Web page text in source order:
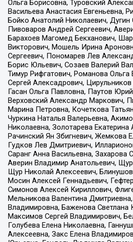
Ольга Борисовна, Туровский
Васильева Анастасия Евгеньевна,
Бойко Анатолий Николаевич, Дугин
Пивоваров Андрей Сергеевич,
Барахоев Магомед Бекханович,
Викторович, Мошель Ирина
Сергеевич, Пономарев Лев
Борис Юльевич, Созаев Валерий
Тимур Рифгатович, Романова Ольга
Сергей Алексадрович,
Гасан Ольга Павловна, Паутов
Верховский Александр Маркович,
Марина Петровна, Кочеткова
Чуркина Наталья Валерьевна,
Николаевна, Золотарева Екатерина
Рачинский Ян Збигневич, Жемкова
Гудков Лев Дмитриевич,
Саранг Анна Васильевна, Захарова
Аверин Владимир Анатольевич,
Щур Николай Алексеевич,
Мосин Алексей Геннадьевич,
Симонов Алексей Кириллович,
Мельникова Валентина
Владимировна, Баженова Светлана
Максимов Сергей Владимирович,
Голубева Елена Николаевна,
Алексеевна, Закс Елена